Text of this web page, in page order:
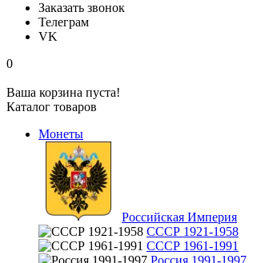
Заказать звонок
Телеграм
VK
0
Ваша корзина пуста!
Каталог товаров
Монеты
Российская Империя
СССР 1921-1958
СССР 1961-1991
Россия 1991-1997